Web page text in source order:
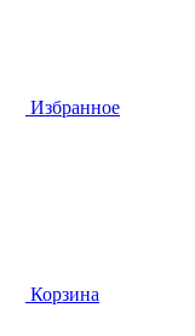
Избранное
Корзина